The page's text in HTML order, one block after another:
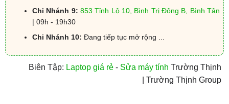
Chi Nhánh 9: 853 Tỉnh Lộ 10, Bình Trị Đông B, Bình Tân
| 09h - 19h30
Chi Nhánh 10: Đang tiếp tục mở rộng ...
Biên Tập: Laptop giá rẻ - Sửa máy tính Trường Thịnh
| Trường Thịnh Group